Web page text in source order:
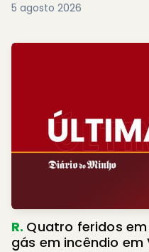
5 agosto 2026
R. Quatro feridos
gás em incêndio em